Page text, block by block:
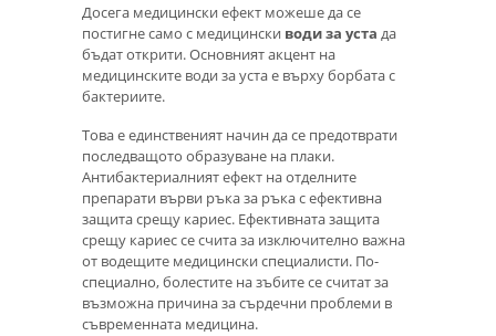
Досега медицински ефект можеше да се
постигне само с медицински води за уста да
бъдат открити. Основният акцент на
медицинските води за уста е върху борбата с
бактериите.
Това е единственият начин да се предотврати
последващото образуване на плаки.
Антибактериалният ефект на отделните
препарати върви ръка за ръка с ефективна
защита срещу кариес. Ефективната защита
срещу кариес се счита за изключително важна
от водещите медицински специалисти. По-
специално, болестите на зъбите се считат за
възможна причина за сърдечни проблеми в
съвременната медицина.